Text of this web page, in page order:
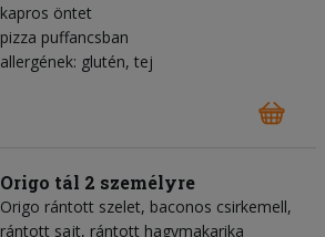
kapros öntet
pizza puffancsban
allergének: glutén, tej
Origo tál 2 személyre
Origo rántott szelet, baconos csirkemell,
rántott sajt, rántott hagymakarika